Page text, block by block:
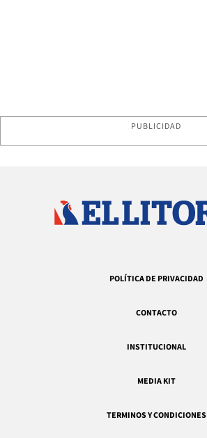
PUBLICIDAD
POLÍTICA DE PRIVACIDAD
CONTACTO
INSTITUCIONAL
MEDIA KIT
TERMINOS Y CONDICIONES